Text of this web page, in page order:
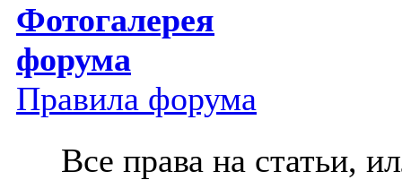
Фотогалерея
форума
Правила форума
Все права на статьи,